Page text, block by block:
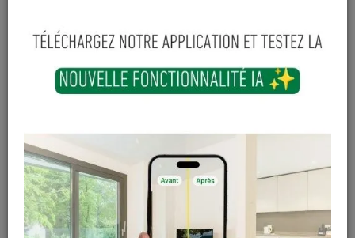
3,09€ TTC
+ Ajouter au panier
Magasin / Entrepôt
Gosselies 4 articles